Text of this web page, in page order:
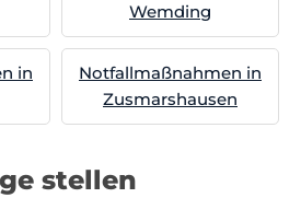
Wemding
in
Notfallmaßnahmen in
Zusmarshausen
stellen